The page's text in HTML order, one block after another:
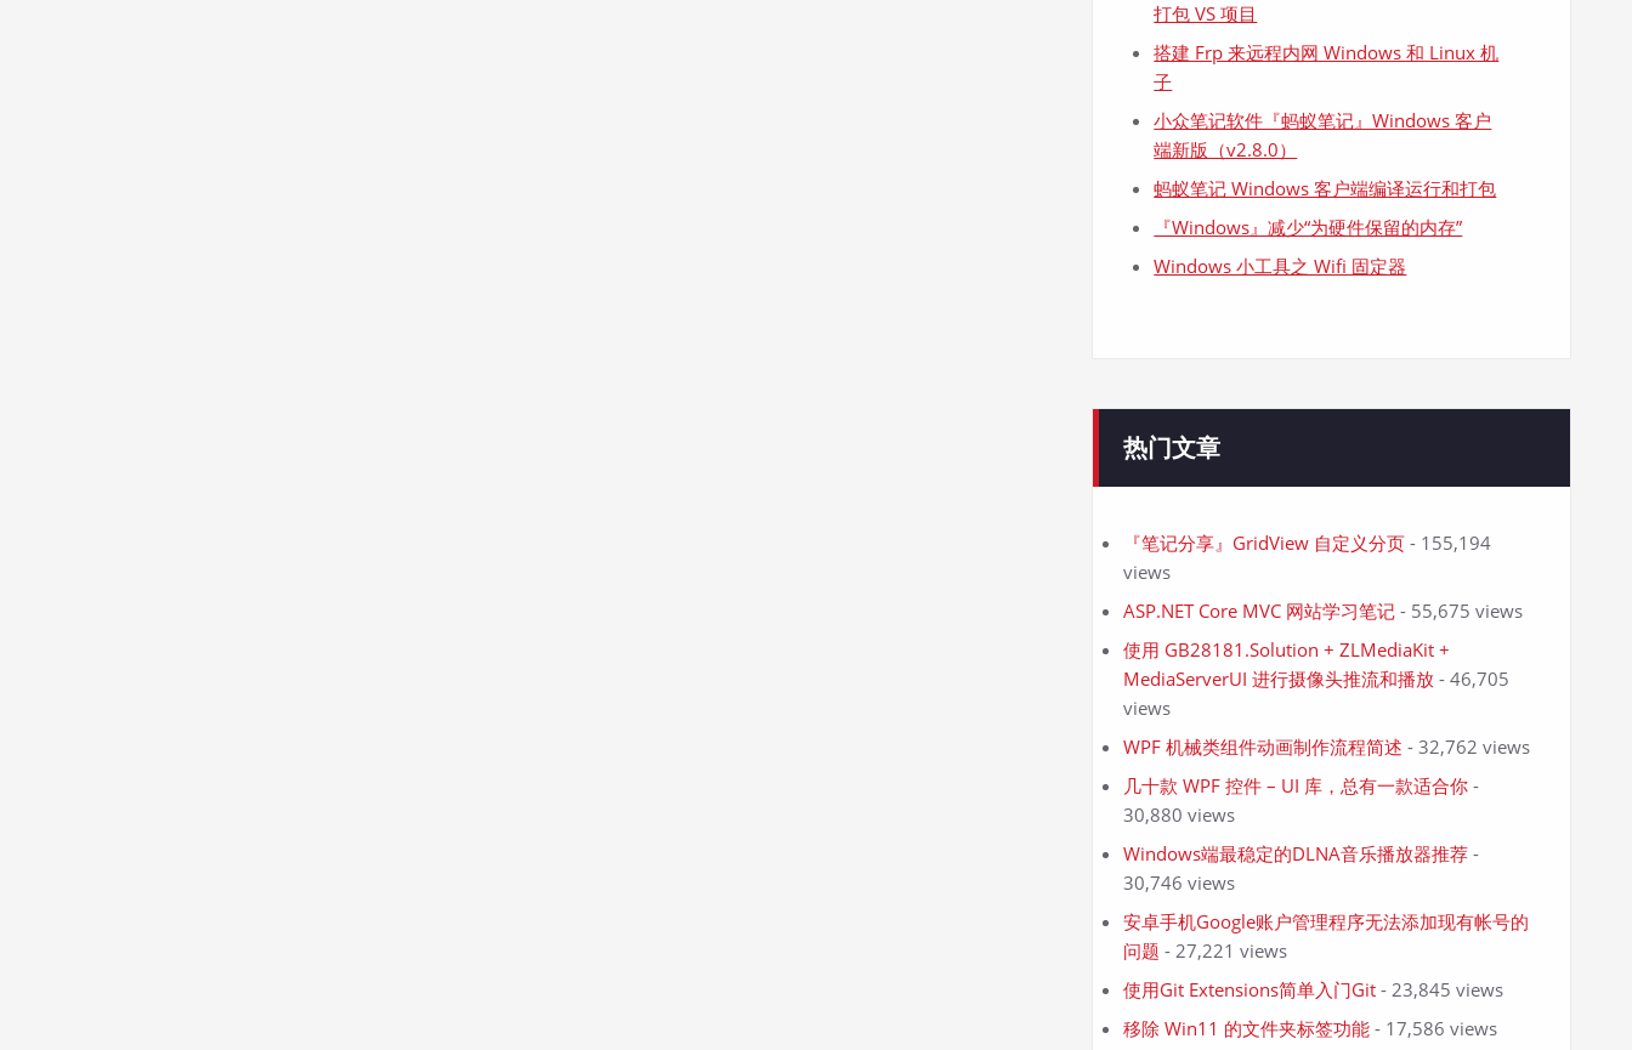
打包 VS 项目
搭建 Frp 来远程内网 Windows 和 Linux 机
子
小众笔记软件『蚂蚁笔记』Windows 客户
端新版（v2.8.0）
蚂蚁笔记 Windows 客户端编译运行和打包
『Windows』减少“为硬件保留的内存”
Windows 小工具之 Wifi 固定器
热门文章
『笔记分享』GridView 自定义分页 - 155,194
views
ASP.NET Core MVC 网站学习笔记 - 55,675 views
使用 GB28181.Solution + ZLMediaKit +
MediaServerUI 进行摄像头推流和播放 - 46,705
views
WPF 机械类组件动画制作流程简述 - 32,762 views
几十款 WPF 控件 – UI 库，总有一款适合你 -
30,880 views
Windows端最稳定的DLNA音乐播放器推荐 -
30,746 views
安卓手机Google账户管理程序无法添加现有帐号的
问题 - 27,221 views
使用Git Extensions简单入门Git - 23,845 views
移除 Win11 的文件夹标签功能 - 17,586 views